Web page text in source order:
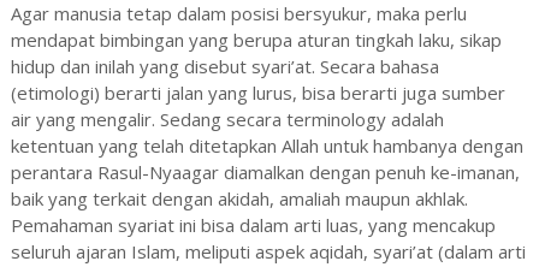
Agar manusia tetap dalam posisi bersyukur, maka perlu
mendapat bimbingan yang berupa aturan tingkah laku, sikap
hidup dan inilah yang disebut syari’at. Secara bahasa
(etimologi) berarti jalan yang lurus, bisa berarti juga sumber
air yang mengalir. Sedang secara terminology adalah
ketentuan yang telah ditetapkan Allah untuk hambanya dengan
perantara Rasul-Nyaagar diamalkan dengan penuh ke-imanan,
baik yang terkait dengan akidah, amaliah maupun akhlak.
Pemahaman syariat ini bisa dalam arti luas, yang mencakup
seluruh ajaran Islam, meliputi aspek aqidah, syari’at (dalam arti